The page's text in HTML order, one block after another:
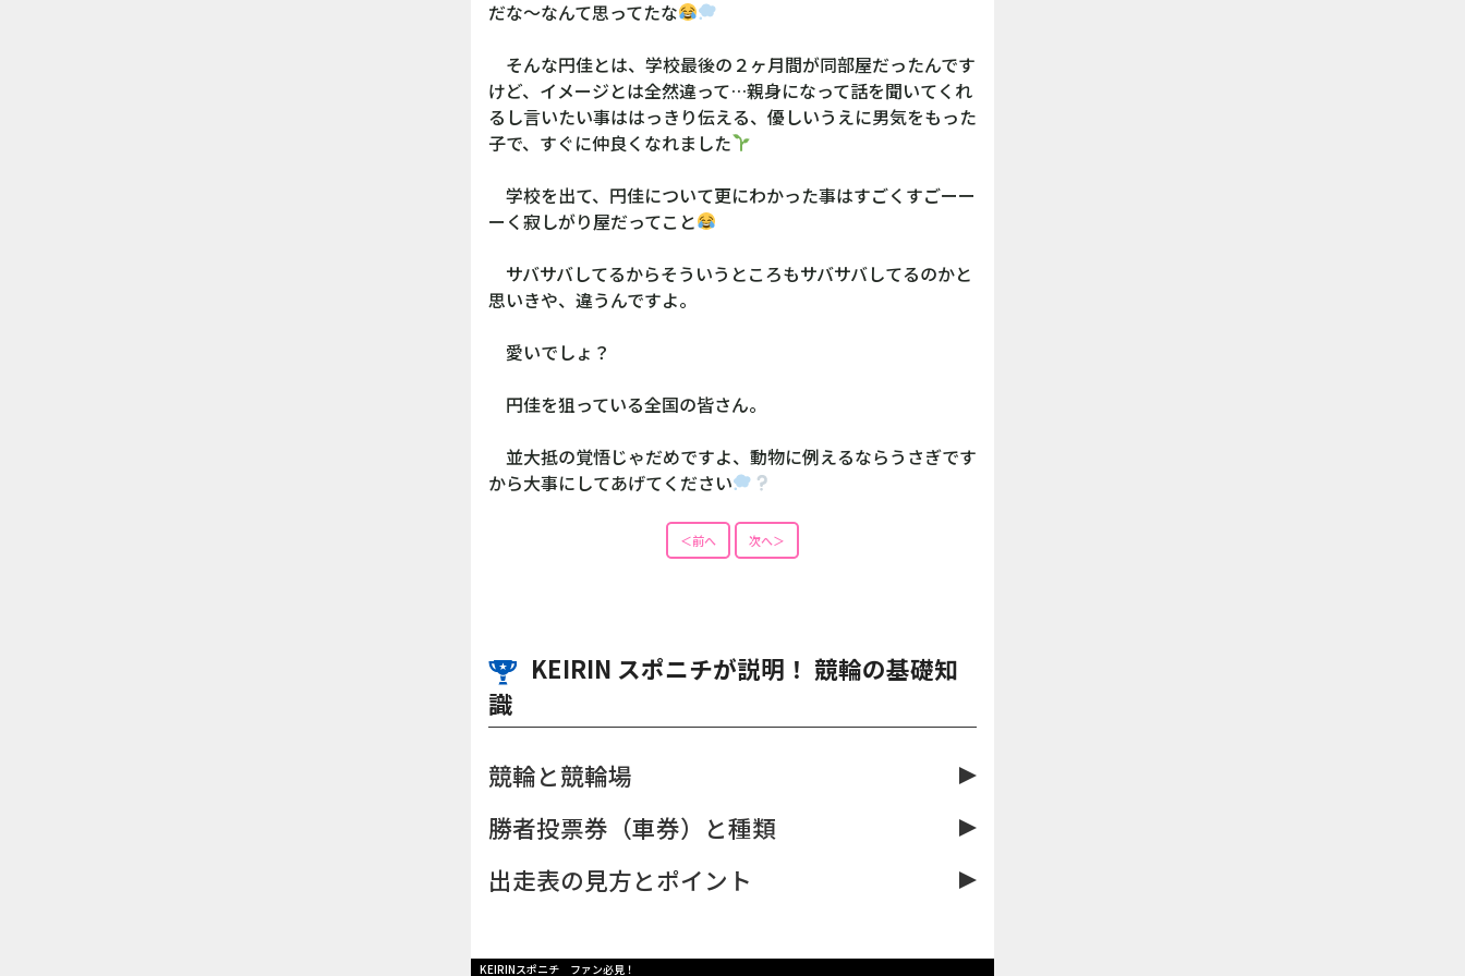
だな〜なんて思ってたな
そんな円佳とは、学校最後の２ヶ月間が同部屋だったんです
けど、イメージとは全然違って…親身になって話を聞いてくれ
るし言いたい事ははっきり伝える、優しいうえに男気をもった
子で、すぐに仲良くなれました
学校を出て、円佳について更にわかった事はすごくすごーー
ーく寂しがり屋だってこと
サバサバしてるからそういうところもサバサバしてるのかと
思いきや、違うんですよ。
愛いでしょ？
円佳を狙っている全国の皆さん。
並大抵の覚悟じゃだめですよ、動物に例えるならうさぎです
から大事にしてあげてください
＜前へ 次へ＞
KEIRIN スポニチが説明！ 競輪の基礎知
識
競輪と競輪場
勝者投票券（車券）と種類
出走表の見方とポイント
KEIRINスポニチ ファン必見！